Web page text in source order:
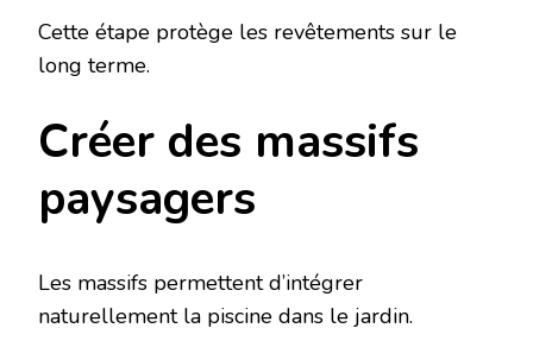
Cette étape protège les revêtements sur le
long terme.
Créer des massifs
paysagers
Les massifs permettent d’intégrer
naturellement la piscine dans le jardin.